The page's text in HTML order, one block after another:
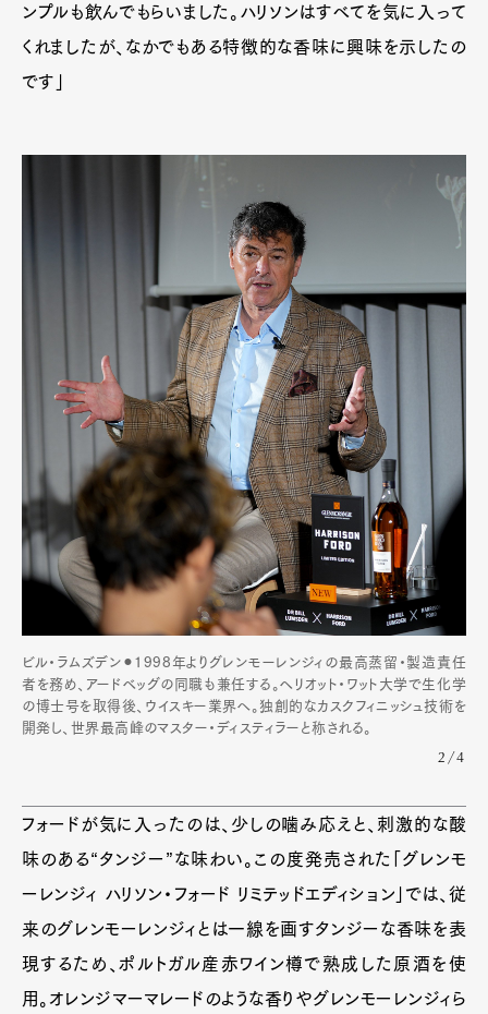
ProductCultureLifestyle
Pen Meet
Pen international Pen tw
ンプルも飲んでもらいました。ハリソンはすべてを気に入って
くれましたが、なかでもある特徴的な香味に興味を示したの
です」
ビル・ラムズデン⚫︎1998年よりグレンモーレンジィの最高蒸留・製造責任
者を務め、アードベッグの同職も兼任する。ヘリオット・ワット大学で生化学
の博士号を取得後、ウイスキー業界へ。独創的なカスクフィニッシュ技術を
開発し、世界最高峰のマスター・ディスティラーと称される。
2/4
フォードが気に入ったのは、少しの噛み応えと、刺激的な酸
味のある“タンジー”な味わい。この度発売された「グレンモ
ーレンジィ ハリソン・フォード リミテッドエディション」では、従
来のグレンモーレンジィとは一線を画すタンジーな香味を表
現するため、ポルトガル産赤ワイン樽で熟成した原酒を使
用。オレンジマーマレードのような香りやグレンモーレンジィら